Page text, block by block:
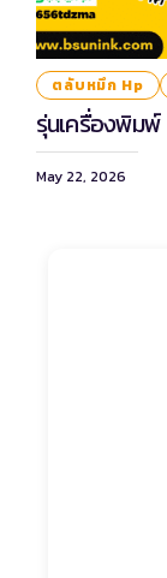
ตลับหมึก Hp
รุ่นเครื่องพิมพ์
May 22, 2026